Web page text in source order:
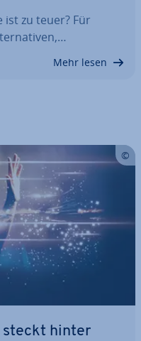
zu teuer? Für
Mehr lesen
steckt hinter